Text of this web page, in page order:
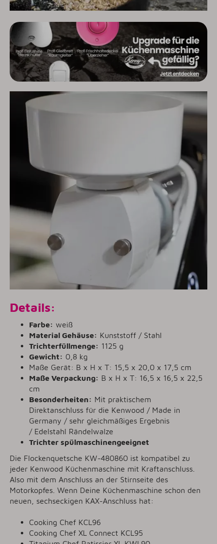
Details:
Farbe: weiß
Material Gehäuse: Kunststoff / Stahl
Trichterfüllmenge: 1125 g
Gewicht: 0,8 kg
Maße Gerät: B x H x T: 15,5 x 20,0 x 17,5 cm
Maße Verpackung: B x H x T: 16,5 x 16,5 x 22,5
cm
Besonderheiten: Mit praktischem
Direktanschluss für die Kenwood / Made in
Germany / sehr gleichmäßiges Ergebnis
/ Edelstahl Rändelwalze
Trichter spülmaschinengeeignet
Die Flockenquetsche KW-480860 ist kompatibel zu
jeder Kenwood Küchenmaschine mit Kraftanschluss.
Also mit dem Anschluss an der Stirnseite des
Motorkopfes. Wenn Deine Küchenmaschine schon den
neuen, sechseckigen KAX-Anschluss hat:
Cooking Chef KCL96
Cooking Chef XL Connect KCL95